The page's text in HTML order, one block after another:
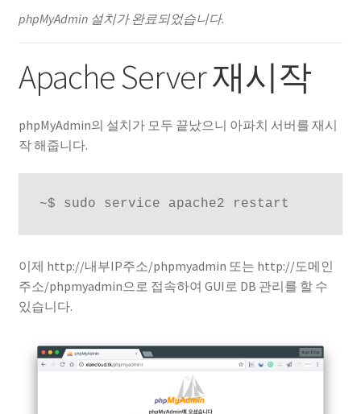
phpMyAdmin 설치가 완료되었습니다.
Apache Server 재시작
phpMyAdmin의 설치가 모두 끝났으니 아파치 서버를 재시
작 해줍니다.
~$ sudo service apache2 restart
이제 http://내부IP주소/phpmyadmin 또는 http://도메인
주소/phpmyadmin으로 접속하여 GUI로 DB 관리를 할 수
있습니다.